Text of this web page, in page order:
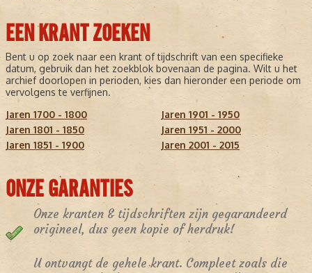
EEN KRANT ZOEKEN
Bent u op zoek naar een krant of tijdschrift van een specifieke
datum, gebruik dan het zoekblok bovenaan de pagina. Wilt u het
archief doorlopen in perioden, kies dan hieronder een periode om
vervolgens te verfijnen.
Jaren 1700 - 1800
Jaren 1801 - 1850
Jaren 1851 - 1900
Jaren 1901 - 1950
Jaren 1951 - 2000
Jaren 2001 - 2015
ONZE GARANTIES
Onze kranten & tijdschriften zijn gegarandeerd
origineel, dus geen kopie of herdruk!
U ontvangt de gehele krant. Compleet zoals die